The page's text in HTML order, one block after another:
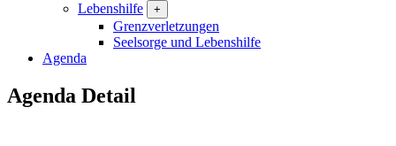
Lebenshilfe
+
Grenzverletzungen
Seelsorge und Lebenshilfe
Agenda
Agenda Detail